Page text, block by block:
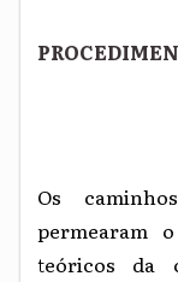
Os
permearam
teóricos da